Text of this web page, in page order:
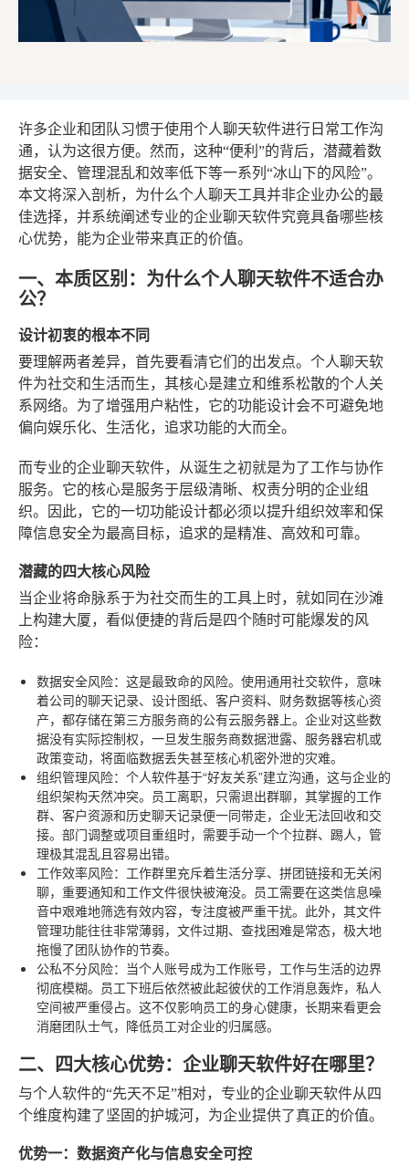
许多企业和团队习惯于使用个人聊天软件进行日常工作沟
通，认为这很方便。然而，这种“便利”的背后，潜藏着数
据安全、管理混乱和效率低下等一系列“冰山下的风险”。
本文将深入剖析，为什么个人聊天工具并非企业办公的最
佳选择，并系统阐述专业的企业聊天软件究竟具备哪些核
心优势，能为企业带来真正的价值。
一、本质区别：为什么个人聊天软件不适合办
公？
设计初衷的根本不同
要理解两者差异，首先要看清它们的出发点。个人聊天软
件为社交和生活而生，其核心是建立和维系松散的个人关
系网络。为了增强用户粘性，它的功能设计会不可避免地
偏向娱乐化、生活化，追求功能的大而全。
而专业的企业聊天软件，从诞生之初就是为了工作与协作
服务。它的核心是服务于层级清晰、权责分明的企业组
织。因此，它的一切功能设计都必须以提升组织效率和保
障信息安全为最高目标，追求的是精准、高效和可靠。
潜藏的四大核心风险
当企业将命脉系于为社交而生的工具上时，就如同在沙滩
上构建大厦，看似便捷的背后是四个随时可能爆发的风
险：
数据安全风险：这是最致命的风险。使用通用社交软件，意味
着公司的聊天记录、设计图纸、客户资料、财务数据等核心资
产，都存储在第三方服务商的公有云服务器上。企业对这些数
据没有实际控制权，一旦发生服务商数据泄露、服务器宕机或
政策变动，将面临数据丢失甚至核心机密外泄的灾难。
组织管理风险：个人软件基于“好友关系”建立沟通，这与企业的
组织架构天然冲突。员工离职，只需退出群聊，其掌握的工作
群、客户资源和历史聊天记录便一同带走，企业无法回收和交
接。部门调整或项目重组时，需要手动一个个拉群、踢人，管
理极其混乱且容易出错。
工作效率风险：工作群里充斥着生活分享、拼团链接和无关闲
聊，重要通知和工作文件很快被淹没。员工需要在这类信息噪
音中艰难地筛选有效内容，专注度被严重干扰。此外，其文件
管理功能往往非常薄弱，文件过期、查找困难是常态，极大地
拖慢了团队协作的节奏。
公私不分风险：当个人账号成为工作账号，工作与生活的边界
彻底模糊。员工下班后依然被此起彼伏的工作消息轰炸，私人
空间被严重侵占。这不仅影响员工的身心健康，长期来看更会
消磨团队士气，降低员工对企业的归属感。
二、四大核心优势：企业聊天软件好在哪里？
与个人软件的“先天不足”相对，专业的企业聊天软件从四
个维度构建了坚固的护城河，为企业提供了真正的价值。
优势一：数据资产化与信息安全可控